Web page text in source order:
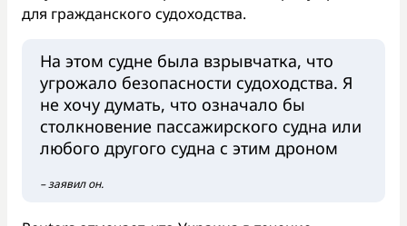
для гражданского судоходства.
На этом судне была взрывчатка, что
угрожало безопасности судоходства. Я
не хочу думать, что означало бы
столкновение пассажирского судна или
любого другого судна с этим дроном
– заявил он.